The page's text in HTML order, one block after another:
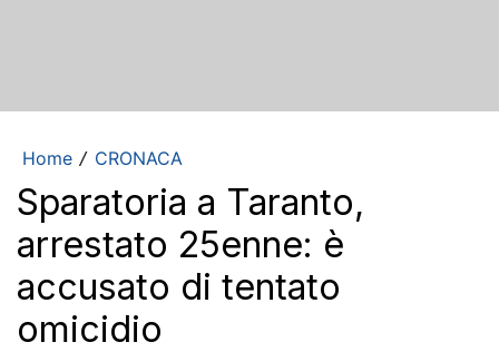
Home / CRONACA
Sparatoria a Taranto,
arrestato 25enne: è
accusato di tentato
omicidio